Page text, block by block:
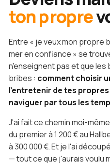
ton propre
Entre « je veux mon propre
mer en confiance » se
n'enseignent pas et que les
bribes : comment choisir
l'entretenir de tes
naviguer par tous les
J'ai fait ce chemin moi-
du premier à 1 200 € au
à 300 000 €. Et je l'ai
— tout ce que j'aurais voulu